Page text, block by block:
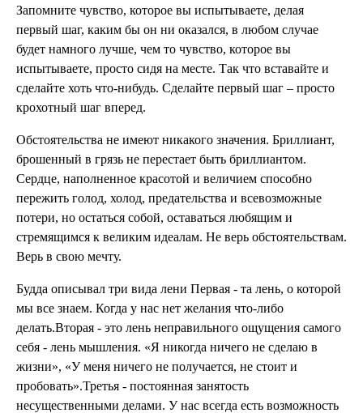
Запомните чувство, которое вы испытываете, делая
первый шаг, каким бы он ни оказался, в любом случае
будет намного лучше, чем то чувство, которое вы
испытываете, просто сидя на месте. Так что вставайте и
сделайте хоть что-нибудь. Сделайте первый шаг – просто
крохотный шаг вперед.
Обстоятельства не имеют никакого значения. Бриллиант,
брошенный в грязь не перестает быть бриллиантом.
Сердце, наполненное красотой и величием способно
пережить голод, холод, предательства и всевозможные
потери, но остаться собой, оставаться любящим и
стремящимся к великим идеалам. Не верь обстоятельствам.
Верь в свою мечту.
Будда описывал три вида лени Первая - та лень, о которой
мы все знаем. Когда у нас нет желания что-либо
делать.Вторая - это лень неправильного ощущения самого
себя - лень мышления. «Я никогда ничего не сделаю в
жизни», «У меня ничего не получается, не стоит и
пробовать».Третья - постоянная занятость
несущественными делами. У нас всегда есть возможность